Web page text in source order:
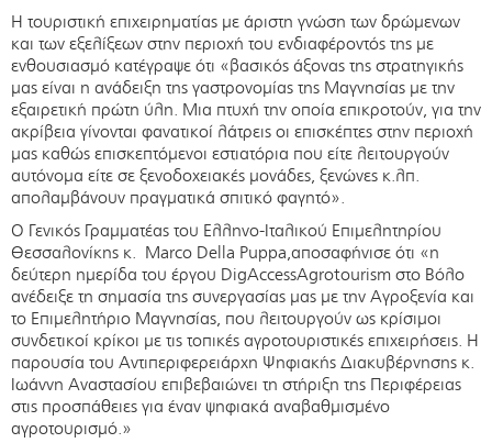
Η τουριστική επιχειρηματίας με άριστη γνώση των δρώμενων
και των εξελίξεων στην περιοχή του ενδιαφέροντός της με
ενθουσιασμό κατέγραψε ότι «βασικός άξονας της στρατηγικής
μας είναι η ανάδειξη της γαστρονομίας της Μαγνησίας με την
εξαιρετική πρώτη ύλη. Μια πτυχή την οποία επικροτούν, για την
ακρίβεια γίνονται φανατικοί λάτρεις οι επισκέπτες στην περιοχή
μας καθώς επισκεπτόμενοι εστιατόρια που είτε λειτουργούν
αυτόνομα είτε σε ξενοδοχειακές μονάδες, ξενώνες κ.λπ.
απολαμβάνουν πραγματικά σπιτικό φαγητό».
Ο Γενικός Γραμματέας του Ελληνο-Ιταλικού Επιμελητηρίου
Θεσσαλονίκης κ. Marco Della Puppa,αποσαφήνισε ότι «η
δεύτερη ημερίδα του έργου DigAccessAgrotourism στο Βόλο
ανέδειξε τη σημασία της συνεργασίας μας με την Αγροξενία και
το Επιμελητήριο Μαγνησίας, που λειτουργούν ως κρίσιμοι
συνδετικοί κρίκοι με τις τοπικές αγροτουριστικές επιχειρήσεις. Η
παρουσία του Αντιπεριφερειάρχη Ψηφιακής Διακυβέρνησης κ.
Ιωάννη Αναστασίου επιβεβαιώνει τη στήριξη της Περιφέρειας
στις προσπάθειες για έναν ψηφιακά αναβαθμισμένο
αγροτουρισμό.»